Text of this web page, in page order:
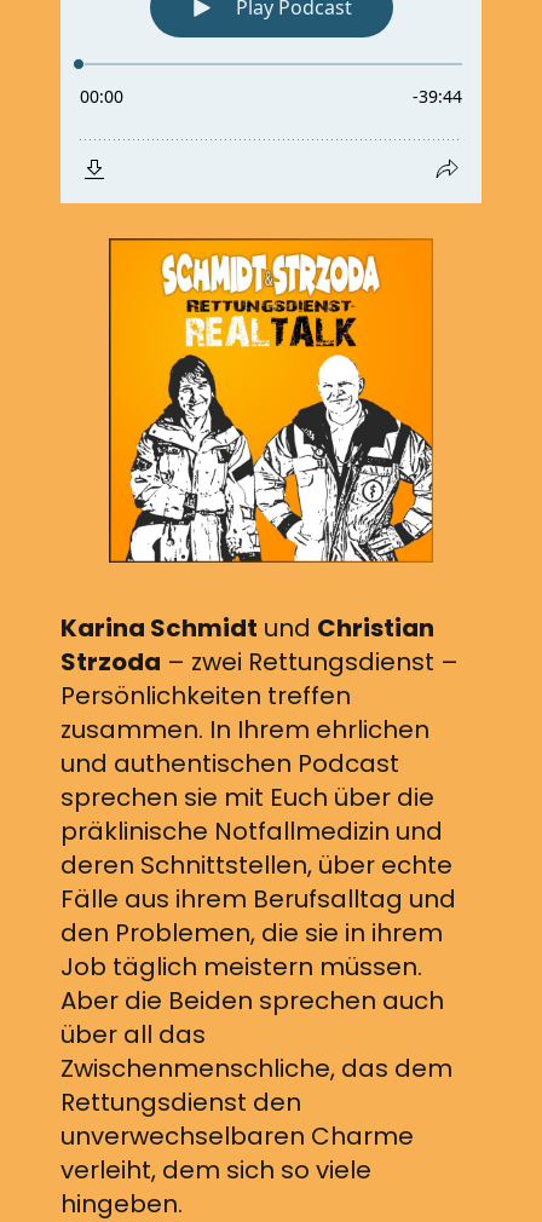
Karina Schmidt und Christian
Strzoda – zwei Rettungsdienst –
Persönlichkeiten treffen
zusammen. In Ihrem ehrlichen
und authentischen Podcast
sprechen sie mit Euch über die
präklinische Notfallmedizin und
deren Schnittstellen, über echte
Fälle aus ihrem Berufsalltag und
den Problemen, die sie in ihrem
Job täglich meistern müssen.
Aber die Beiden sprechen auch
über all das
Zwischenmenschliche, das dem
Rettungsdienst den
unverwechselbaren Charme
verleiht, dem sich so viele
hingeben.